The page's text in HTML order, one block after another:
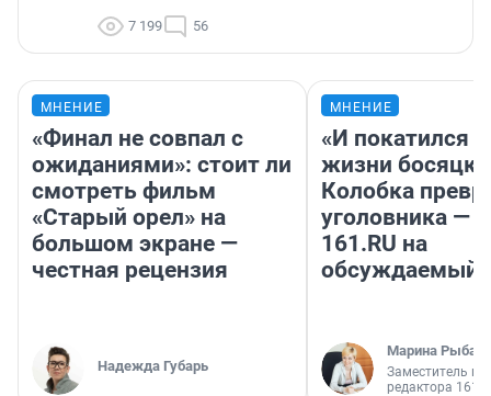
7 199 56
МНЕНИЕ
«Финал не совпал с
ожиданиями»: стоит ли
смотреть фильм
«Старый орел» на
большом экране —
честная рецензия
Надежда Губарь
МНЕНИЕ
«И покатился
жизни
Колобка
уголовника —
161.RU на
обсуждаемый
Марина
Заместитель
редактора